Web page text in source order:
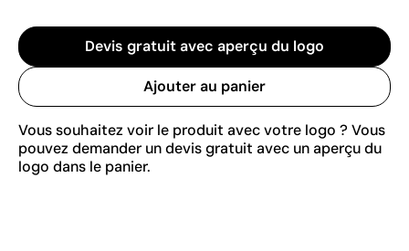
Devis gratuit avec aperçu du logo
Ajouter au panier
Vous souhaitez voir le produit avec votre logo ? Vous
pouvez demander un devis gratuit avec un aperçu du
logo dans le panier.